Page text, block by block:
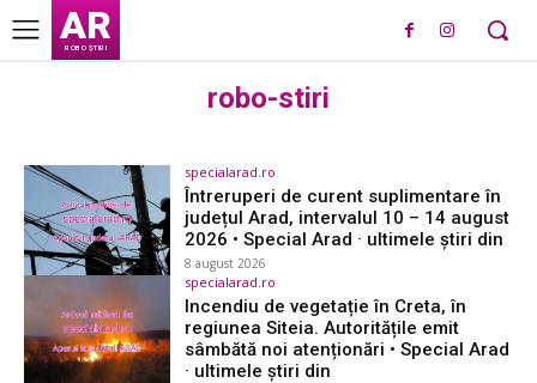
AR
ROBO ȘTIRI
robo-stiri
specialarad.ro
Întreruperi de curent suplimentare în
județul Arad, intervalul 10 – 14 august
2026 • Special Arad · ultimele știri din
8 august 2026
specialarad.ro
Incendiu de vegetație în Creta, în
regiunea Siteia. Autoritățile emit
sâmbătă noi atenționări • Special Arad
· ultimele știri din